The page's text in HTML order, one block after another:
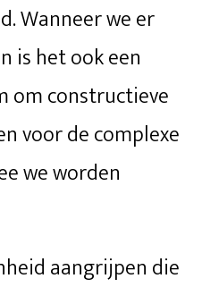
Wanneer we er
is het ook een
om constructieve
voor de complexe
we worden
aangrijpen die